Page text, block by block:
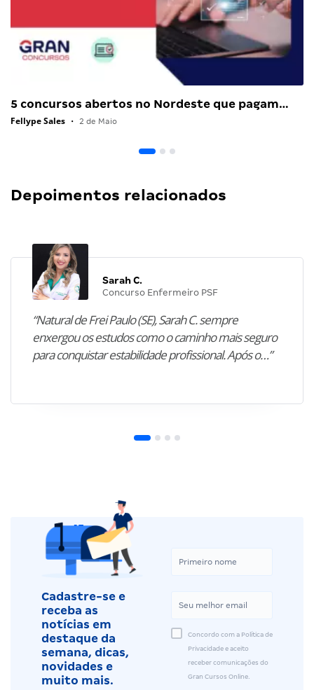
5 concursos abertos no Nordeste que pagam…
Fellype Sales • 2 de Maio
Depoimentos relacionados
Sarah C.
Concurso Enfermeiro PSF
“Natural de Frei Paulo (SE), Sarah C. sempre
enxergou os estudos como o caminho mais seguro
para conquistar estabilidade profissional. Após o…”
Cadastre-se e
receba as
notícias em
destaque da
semana, dicas,
novidades e
muito mais.
Concordo com a Política de
Privacidade e aceito
receber comunicações do
Gran Cursos Online.